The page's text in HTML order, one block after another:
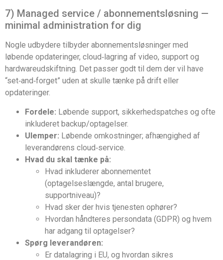
7) Managed service / abonnementsløsning —
minimal administration for dig
Nogle udbydere tilbyder abonnementsløsninger med
løbende opdateringer, cloud‑lagring af video, support og
hardwareudskiftning. Det passer godt til dem der vil have
“set‑and‑forget” uden at skulle tænke på drift eller
opdateringer.
Fordele: Løbende support, sikkerhedspatches og ofte
inkluderet backup/optagelser.
Ulemper: Løbende omkostninger; afhængighed af
leverandørens cloud‑service.
Hvad du skal tænke på:
Hvad inkluderer abonnementet
(optagelseslængde, antal brugere,
supportniveau)?
Hvad sker der hvis tjenesten ophører?
Hvordan håndteres persondata (GDPR) og hvem
har adgang til optagelser?
Spørg leverandøren:
Er datalagring i EU, og hvordan sikres